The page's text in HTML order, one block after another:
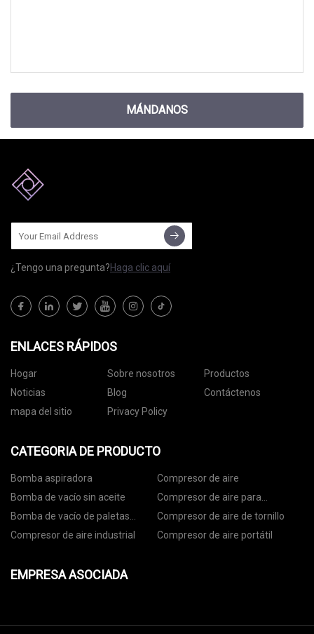
MÁNDANOS
¿Tengo una pregunta?Haga clic aquí
ENLACES RÁPIDOS
Hogar Sobre nosotros
Productos
Noticias
Blog
Contáctenos
mapa del sitio
Privacy Policy
CATEGORIA DE PRODUCTO
Bomba aspiradora
Compresor de aire
Bomba de vacío sin aceite
Compresor de aire para
odontología
Bomba de vacío de paletas
rotativas
Compresor de aire de tornillo
Compresor de aire industrial
Compresor de aire portátil
EMPRESA ASOCIADA